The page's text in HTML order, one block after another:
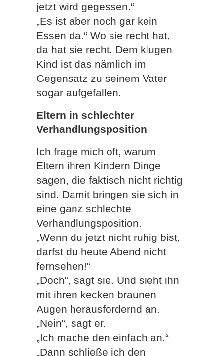
jetzt wird gegessen.“
„Es ist aber noch gar kein
Essen da.“ Wo sie recht hat,
da hat sie recht. Dem klugen
Kind ist das nämlich im
Gegensatz zu seinem Vater
sogar aufgefallen.
Eltern in schlechter
Verhandlungsposition
Ich frage mich oft, warum
Eltern ihren Kindern Dinge
sagen, die faktisch nicht richtig
sind. Damit bringen sie sich in
eine ganz schlechte
Verhandlungsposition.
„Wenn du jetzt nicht ruhig bist,
darfst du heute Abend nicht
fernsehen!“
„Doch“, sagt sie. Und sieht ihn
mit ihren kecken braunen
Augen herausfordernd an.
„Nein“, sagt er.
„Ich mache den einfach an.“
„Dann schließe ich den